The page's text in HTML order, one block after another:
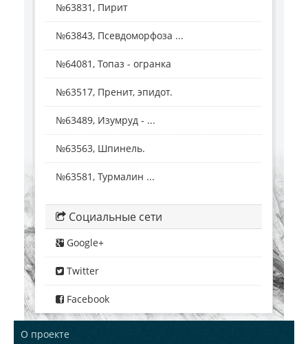
№63831, Пирит
№63843, Псевдоморфоза ...
№64081, Топаз - огранка
№63517, Пренит, эпидот.
№63489, Изумруд - ...
№63563, Шпинель.
№63581, Турмалин ...
Социальные сети
Google+
Twitter
Facebook
О проекте